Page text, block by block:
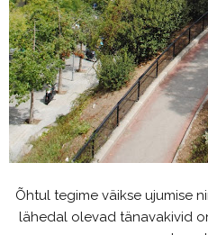
Õhtul tegime väikse ujumise
lähedal olevad tänavakivid